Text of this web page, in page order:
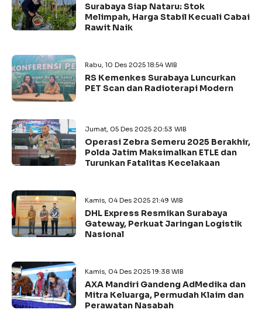
Surabaya Siap Nataru: Stok
Melimpah, Harga Stabil Kecuali Cabai
Rawit Naik
Rabu, 10 Des 2025 18:54 WIB
RS Kemenkes Surabaya Luncurkan
PET Scan dan Radioterapi Modern
Jumat, 05 Des 2025 20:53 WIB
Operasi Zebra Semeru 2025 Berakhir,
Polda Jatim Maksimalkan ETLE dan
Turunkan Fatalitas Kecelakaan
Kamis, 04 Des 2025 21:49 WIB
DHL Express Resmikan Surabaya
Gateway, Perkuat Jaringan Logistik
Nasional
Kamis, 04 Des 2025 19:38 WIB
AXA Mandiri Gandeng AdMedika dan
Mitra Keluarga, Permudah Klaim dan
Perawatan Nasabah